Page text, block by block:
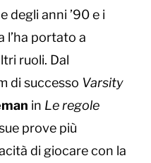
degli anni ’90 e i
l’ha portato a
ruoli. Dal
di successo Varsity
in Le regole
prove più
di giocare con la